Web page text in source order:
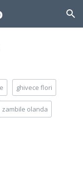
ghivece flori
zambile olanda